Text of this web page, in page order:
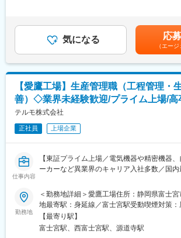
■ポジションの魅力：
・医療器や医薬品を生産する工場において
設備へのエネルギー供給や環境維持に欠か
療を支える重要な役割を持ち、「人命を救う
社会貢献度の高い仕事です。
・業務を通じた経験や専門知識の蓄積により
きます。
■業務内容：
・既存製品の維持管理：
品種追加（品揃え）/既存製品の改善・改良/
詳細デザインの設計（製品・パッケージ・表
（量産ライン、製造条件の設定）
■組織構成：
組織としては60名程が在籍されており、「開
「改良」「素材」の4つの課に分かれていま
新商品開発、既存品改良、工程設計、素材
して開発業務を行っています。異業界（自動
在籍しており、業界未経験であっても活躍
製品設計活動において、自らが関わった医
すことにより、医療への貢献を実感するこ
体外循環用の医療機器に求められる機能や安
活動の中で、設計技術・材料・流体・解析学
も目安の金額であり、選考を通じて上下する
月給(月額)は固定手当を含めた表記です。
気になる 応
（エー
【愛鷹工場】生産管理職（工程管理・
善）◇業界未経験歓迎/プライム上場/高
テルモ株式会社
正社員 上場企業
仕事内容
【東証プライム上場／電気機器や精密機器
ーカーなど異業界のキャリア入社多数／国
上比率7割超／テルモを支えるマザー工場】
■採用背景：
当社では一般家庭用の体温計や血圧計から、
圧計、輸液ポンプなど医療機器で幅広い製品
勤務地
＜勤務地詳細＞愛鷹工場住所：静岡県富士
地最寄駅：身延線／富士宮駅受動喫煙対策
範囲：会社の定める事業所
【最寄り駅】
富士宮駅、西富士宮駅、源道寺駅